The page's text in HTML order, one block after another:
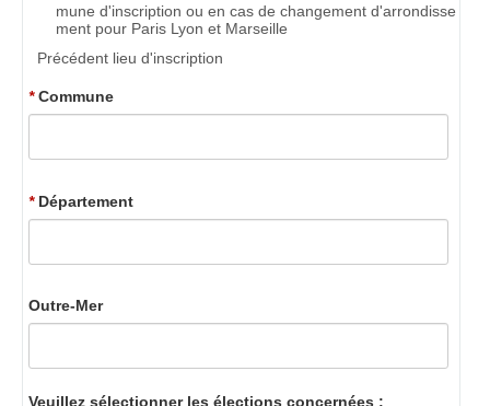
mune d'inscription ou en cas de changement d'arrondisse
ment pour Paris Lyon et Marseille
Précédent lieu d'inscription
*Commune
*Département
Outre-Mer
Veuillez sélectionner les élections concernées :